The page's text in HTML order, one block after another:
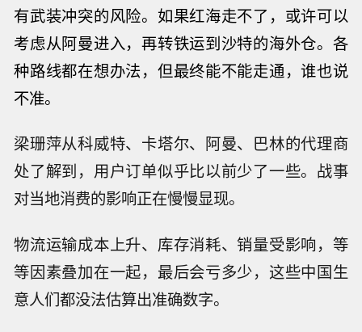
有武装冲突的风险。如果红海走不了，或许可以
考虑从阿曼进入，再转铁运到沙特的海外仓。各
种路线都在想办法，但最终能不能走通，谁也说
不准。
梁珊萍从科威特、卡塔尔、阿曼、巴林的代理商
处了解到，用户订单似乎比以前少了一些。战事
对当地消费的影响正在慢慢显现。
物流运输成本上升、库存消耗、销量受影响，等
等因素叠加在一起，最后会亏多少，这些中国生
意人们都没法估算出准确数字。